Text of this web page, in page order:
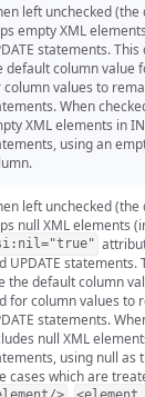
left unchecked
empty XML
statements.
default column value
column values to
When
XML elements in
using an
left unchecked
null XML elements
UPDATE
the default column
for column values to
statements.
null XML
using null as
cases which are